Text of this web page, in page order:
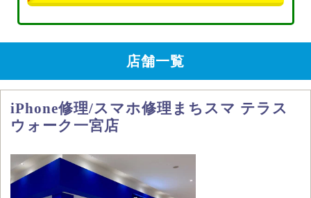
店舗一覧
iPhone修理/スマホ修理まちスマ テラス
ウォーク一宮店